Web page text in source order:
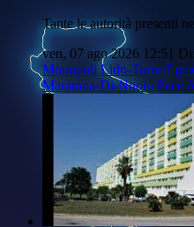
Tante le autorità presenti
ven, 07 ago 2026 12:51
Monopoli Lido-Torre-
Maratona-Di-Nuoto Pace